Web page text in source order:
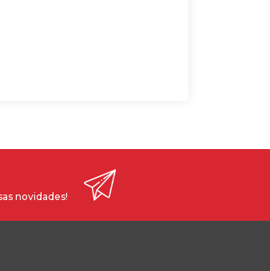
novidades!